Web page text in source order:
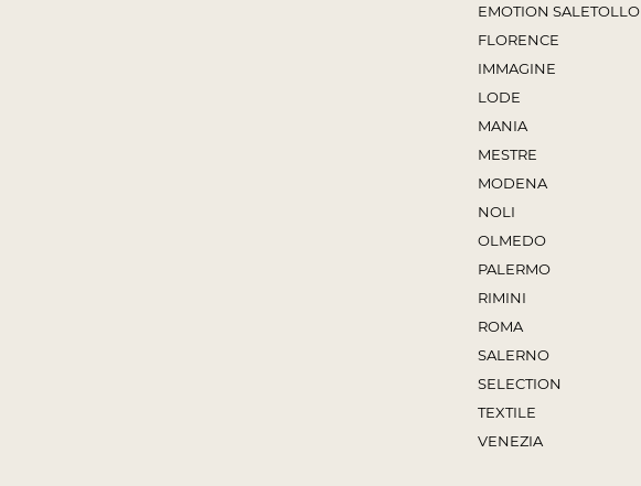
EMOTION SALE
FLORENCE
IMMAGINE
LODE
MANIA
MESTRE
MODENA
NOLI
OLMEDO
PALERMO
RIMINI
ROMA
SALERNO
SELECTION
TEXTILE
VENEZIA
TOLLO